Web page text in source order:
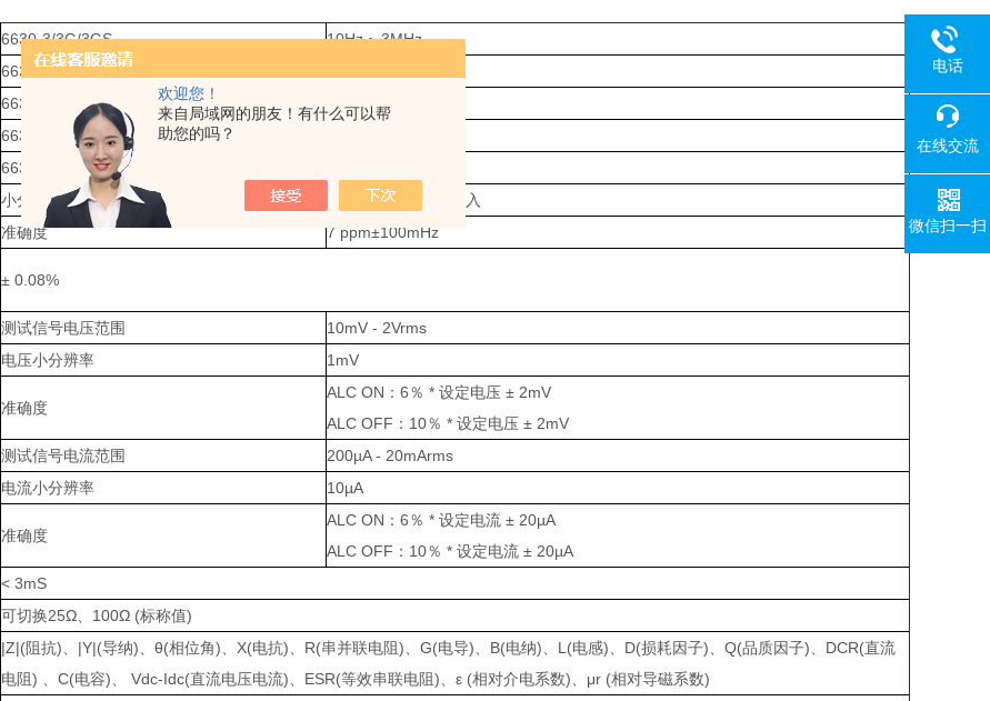
欢迎您！
来自局域网的朋友！有什么可以帮
助您的吗？
6630-3/3G/3GS
10Hz ~ 3MHz
6630-5/5G/5GS
6630-10/20G/10GS
10Hz ~ 10MHz
6630-20/20G/20GS
6630-30/30G/30GS
小分辨率
100mHz, 6位频率输入
准确度
7 ppm±100mHz
± 0.08%
测试信号电压范围
10mV - 2Vrms
电压小分辨率
1mV
准确度
ALC ON：6％ * 设定电压 ± 2mV
ALC OFF：10％ * 设定电压 ± 2mV
测试信号电流范围
200µA - 20mArms
电流小分辨率
10µA
准确度
ALC ON：6％ * 设定电流 ± 20µA
ALC OFF：10％ * 设定电流 ± 20µA
< 3mS
可切换25Ω、100Ω (标称值)
|Z|(阻抗)、|Y|(导纳)、θ(相位角)、X(电抗)、R(串并联电阻)、G(电导)、B(电纳)、L(电感)、D(损耗因子)、Q(品质因子)、DCR(直流
电阻) 、C(电容)、 Vdc-Idc(直流电压电流)、ESR(等效串联电阻)、ε (相对介电系数)、μr (相对导磁系数)
电话
在线交流
微信扫一扫